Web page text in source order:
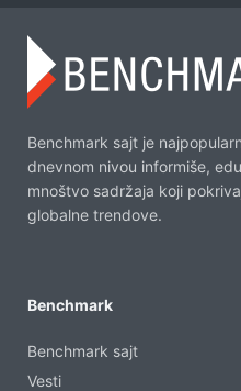
Benchmark sajt je
dnevnom nivou informiše,
mnoštvo sadržaja koji
globalne trendove.
Benchmark
Benchmark sajt
Vesti